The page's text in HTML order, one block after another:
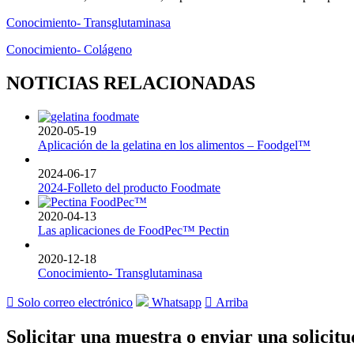
Conocimiento- Transglutaminasa
Conocimiento- Colágeno
NOTICIAS RELACIONADAS
2020-05-19
Aplicación de la gelatina en los alimentos – Foodgel™
2024-06-17
2024-Folleto del producto Foodmate
2020-04-13
Las aplicaciones de FoodPec™ Pectin
2020-12-18
Conocimiento- Transglutaminasa
 Solo correo electrónico Whatsapp  Arriba
Solicitar una muestra o enviar una